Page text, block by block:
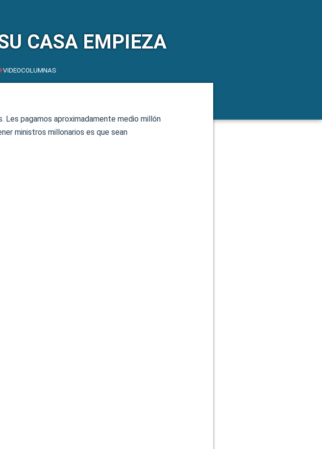
CASA EMPIEZA
VIDEOCOLUMNAS
Les pagamos aproximadamente medio millón
ministros millonarios es que sean